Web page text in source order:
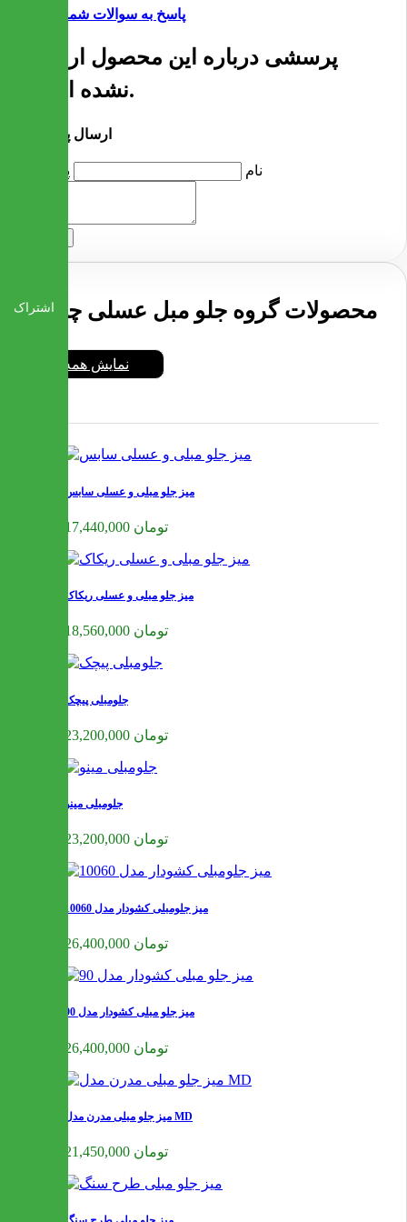
پاسخ به سوالات شما
پرسشی درباره این محصول ارسال
نشده است.
ارسال پرسش
نام پرسش
محصولات گروه جلو مبل عسلی چوبی
نمایش همه
میز جلو مبلی و عسلی سابس
17,440,000 تومان
میز جلو مبلی و عسلی ریکاک
18,560,000 تومان
جلومبلی پیچک
23,200,000 تومان
جلومبلی مینو
23,200,000 تومان
میز جلومبلی کشودار مدل 10060
26,400,000 تومان
میز جلو مبلی کشودار مدل 90
26,400,000 تومان
میز جلو مبلی مدرن مدل MD
21,450,000 تومان
اشتراک